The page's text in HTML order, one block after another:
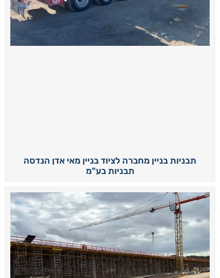
תבניות בניין מחברה לציוד בניין מאי אדן הנדסה
תבניות בע"מ